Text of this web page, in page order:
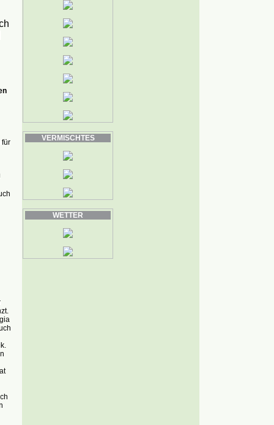
VERMISCHTES
WETTER
für